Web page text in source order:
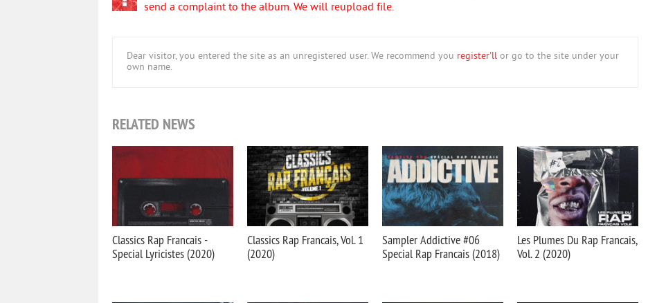
send a complaint to the album. We will reupload file.
Dear visitor, you entered the site as an unregistered user. We recommend you register'll or go to the site under your
own name.
RELATED NEWS
Classics Rap Francais -
Special Lyricistes (2020)
Classics Rap Francais, Vol. 1
(2020)
Sampler Addictive #06
Special Rap Francais (2018)
Les Plumes Du Rap Francais,
Vol. 2 (2020)